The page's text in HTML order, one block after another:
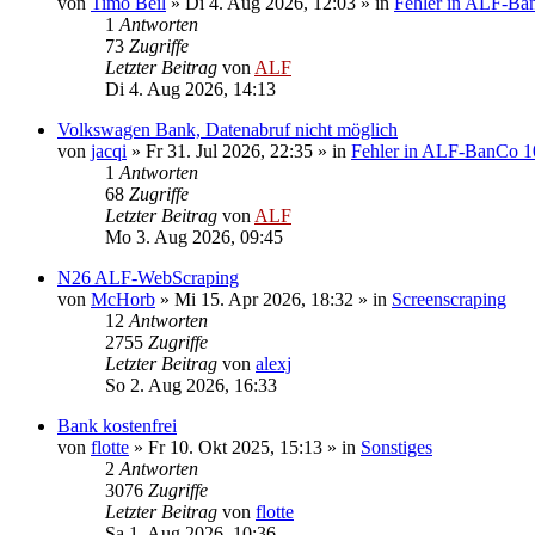
1 Antworten
73 Zugriffe
Letzter Beitrag von ALF
Di 4. Aug 2026, 14:13
Volkswagen Bank, Datenabruf nicht möglich
von jacqi » Fr 31. Jul 2026, 22:35 » in Fehler in ALF-BanCo
1 Antworten
68 Zugriffe
Letzter Beitrag von ALF
Mo 3. Aug 2026, 09:45
N26 ALF-WebScraping
von McHorb » Mi 15. Apr 2026, 18:32 » in Screenscraping
12 Antworten
2755 Zugriffe
Letzter Beitrag von alexj
So 2. Aug 2026, 16:33
Bank kostenfrei
von flotte » Fr 10. Okt 2025, 15:13 » in Sonstiges
2 Antworten
3076 Zugriffe
Letzter Beitrag von flotte